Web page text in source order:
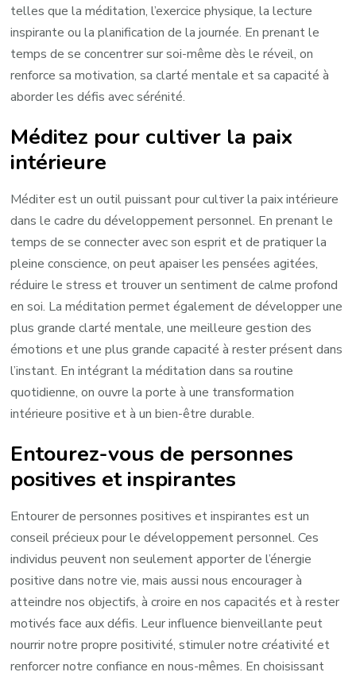
telles que la méditation, l’exercice physique, la lecture
inspirante ou la planification de la journée. En prenant le
temps de se concentrer sur soi-même dès le réveil, on
renforce sa motivation, sa clarté mentale et sa capacité à
aborder les défis avec sérénité.
Méditez pour cultiver la paix
intérieure
Méditer est un outil puissant pour cultiver la paix intérieure
dans le cadre du développement personnel. En prenant le
temps de se connecter avec son esprit et de pratiquer la
pleine conscience, on peut apaiser les pensées agitées,
réduire le stress et trouver un sentiment de calme profond
en soi. La méditation permet également de développer une
plus grande clarté mentale, une meilleure gestion des
émotions et une plus grande capacité à rester présent dans
l’instant. En intégrant la méditation dans sa routine
quotidienne, on ouvre la porte à une transformation
intérieure positive et à un bien-être durable.
Entourez-vous de personnes
positives et inspirantes
Entourer de personnes positives et inspirantes est un
conseil précieux pour le développement personnel. Ces
individus peuvent non seulement apporter de l’énergie
positive dans notre vie, mais aussi nous encourager à
atteindre nos objectifs, à croire en nos capacités et à rester
motivés face aux défis. Leur influence bienveillante peut
nourrir notre propre positivité, stimuler notre créativité et
renforcer notre confiance en nous-mêmes. En choisissant